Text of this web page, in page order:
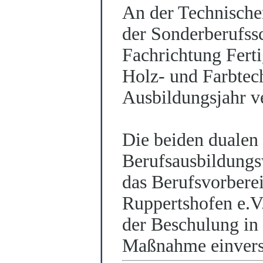
An der
der
Fachrichtung
Holz- und
Ausbildungsjahr
Die beiden
das
Ruppertshofen
der Beschulung
Maßnahme